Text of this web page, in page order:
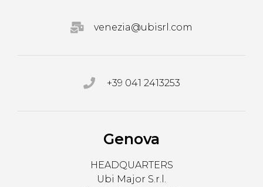
venezia@ubisrl.com
+39 041 2413253
Genova
HEADQUARTERS
Ubi Major S.r.l.